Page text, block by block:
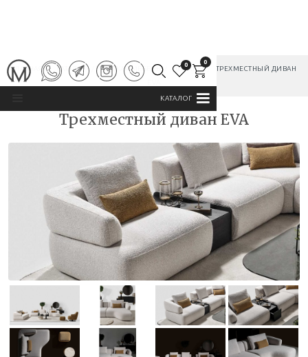
0 0
КАТАЛОГ
ГЛАВНАЯ / КАТАЛОГ МЯГКАЯ МЕБЕЛЬ ДИВАНЫ /
ТРЕХМЕСТНЫЙ ДИВАН
Трехместный диван EVA